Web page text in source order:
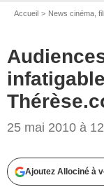
Accueil News cinéma,
25 mai 2010 à
Ajoutez Allociné à